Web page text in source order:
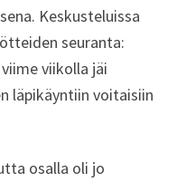
Keskusteluissa
seuranta:
viikolla jäi
läpikäyntiin voitaisiin
osalla oli jo